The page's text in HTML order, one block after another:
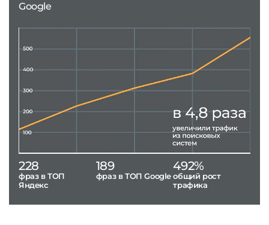
Google
228
фраз в ТОП
Яндекс
189
фраз в ТОП Google
492%
общий рост
трафика